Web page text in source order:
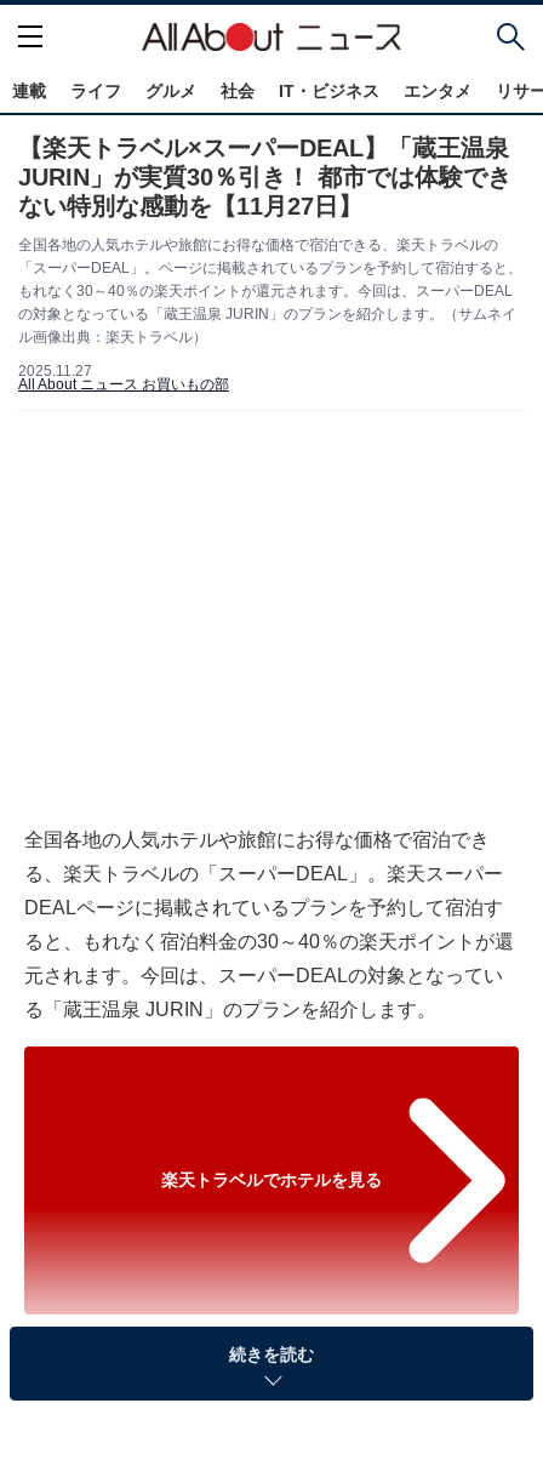
連載 ライフ グルメ 社会 IT・ビジネス エンタメ リサ
【楽天トラベル×スーパーDEAL】「蔵王温泉
JURIN」が実質30％引き！ 都市では体験でき
ない特別な感動を【11月27日】
全国各地の人気ホテルや旅館にお得な価格で宿泊できる、楽天トラベルの
「スーパーDEAL」。ページに掲載されているプランを予約して宿泊すると、
もれなく30～40％の楽天ポイントが還元されます。今回は、スーパーDEAL
の対象となっている「蔵王温泉 JURIN」のプランを紹介します。（サムネイ
ル画像出典：楽天トラベル）
2025.11.27
All About ニュース お買いもの部
全国各地の人気ホテルや旅館にお得な価格で宿泊でき
る、楽天トラベルの「スーパーDEAL」。楽天スーパー
DEALページに掲載されているプランを予約して宿泊す
ると、もれなく宿泊料金の30～40％の楽天ポイントが還
元されます。今回は、スーパーDEALの対象となってい
る「蔵王温泉 JURIN」のプランを紹介します。
楽天トラベルでホテルを見る
※以下のセール情報は2025年11月27日15時30分現在の
ものです。料金の変更、満室の場合もあります。
続きを読む